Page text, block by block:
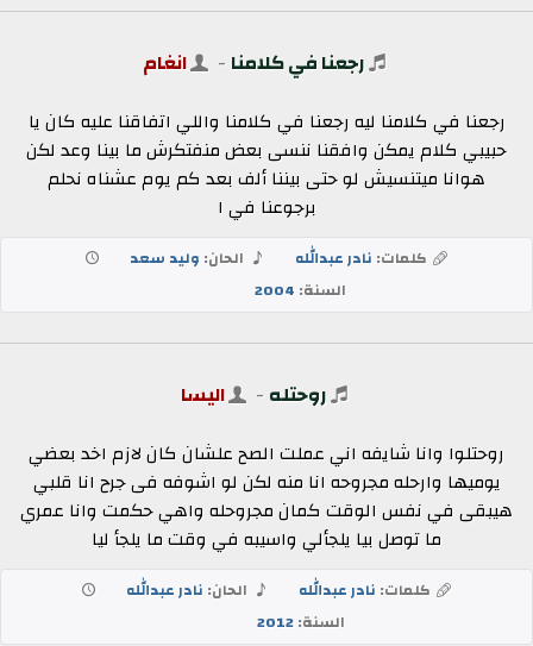
رجعنا في كلامنا - انغام
رجعنا في كلامنا ليه رجعنا في كلامنا واللي اتفاقنا عليه كان يا
حبيبي كلام يمكن وافقنا ننسى بعض منفتكرش ما بينا وعد لكن
هوانا ميتنسيش لو حتى بيننا ألف بعد كم يوم عشناه نحلم
برجوعنا في ا
كلمات: نادر عبدالله الحان: وليد سعد
السنة: 2004
روحتله - اليسا
روحتلوا وانا شايفه اني عملت الصح علشان كان لازم اخد بعضي
يوميها وارحله مجروحه انا منه لكن لو اشوفه فى جرح انا قلبي
هيبقى في نفس الوقت كمان مجروحله واهي حكمت وانا عمري
ما توصل بيا يلجألي واسيبه في وقت ما يلجأ ليا
كلمات: نادر عبدالله الحان: نادر عبدالله
السنة:2012